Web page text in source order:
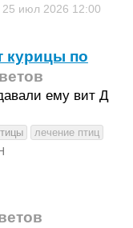
25 июл 2026 12:00
курицы по
ему вит Д
лечение птиц